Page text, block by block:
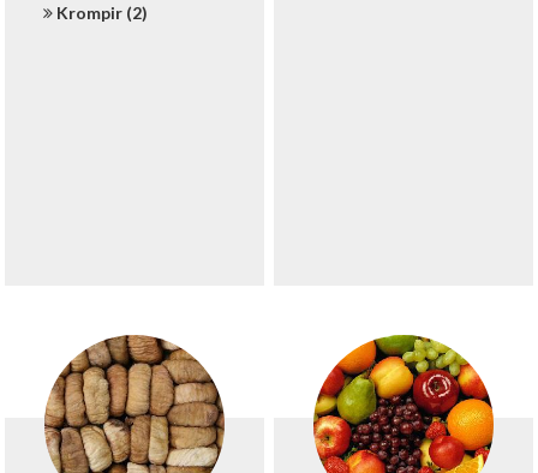
Krompir (2)